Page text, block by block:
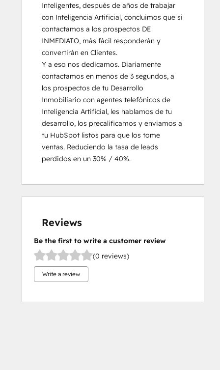
Inteligentes, después de años de trabajar
con Inteligencia Artificial, concluimos que si
contactamos a los prospectos DE
INMEDIATO, más fácil responderán y
convertirán en Clientes.
Y a eso nos dedicamos. Diariamente
contactamos en menos de 3 segundos, a
los prospectos de tu Desarrollo
Inmobiliario con agentes telefónicos de
Inteligencia Artificial, les hablamos de tu
desarrollo, los precalificamos y enviamos a
tu HubSpot listos para que los tome
ventas. Reduciendo la tasa de leads
perdidos en un 30% / 40%.
Reviews
Be the first to write a customer review
(0 reviews)
Write a review